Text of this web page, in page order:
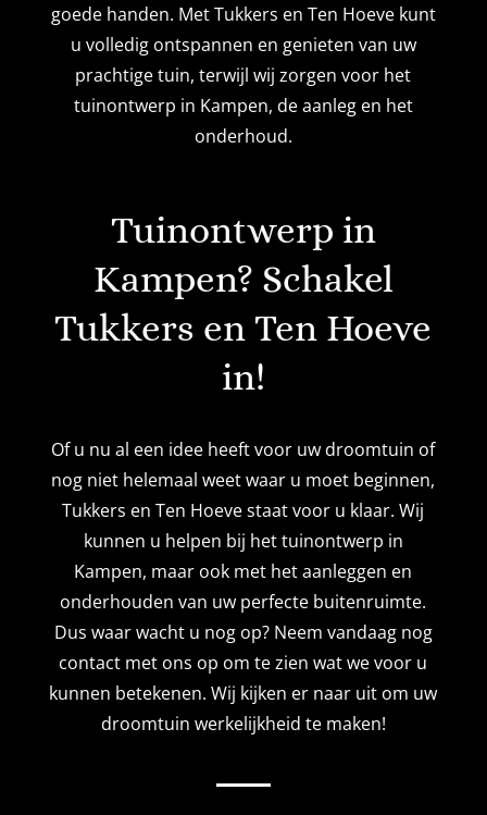
goede handen. Met Tukkers en Ten Hoeve kunt
u volledig ontspannen en genieten van uw
prachtige tuin, terwijl wij zorgen voor het
tuinontwerp in Kampen, de aanleg en het
onderhoud.
Tuinontwerp in
Kampen? Schakel
Tukkers en Ten Hoeve
in!
Of u nu al een idee heeft voor uw droomtuin of
nog niet helemaal weet waar u moet beginnen,
Tukkers en Ten Hoeve staat voor u klaar. Wij
kunnen u helpen bij het tuinontwerp in
Kampen, maar ook met het aanleggen en
onderhouden van uw perfecte buitenruimte.
Dus waar wacht u nog op? Neem vandaag nog
contact met ons op om te zien wat we voor u
kunnen betekenen. Wij kijken er naar uit om uw
droomtuin werkelijkheid te maken!